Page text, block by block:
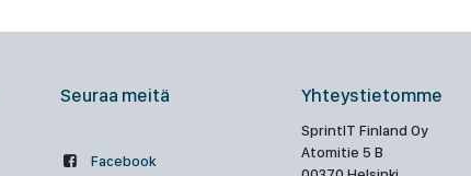
Seuraa meitä
Facebook
Yhteystietomme
SprintIT Finland Oy
Atomitie 5 B